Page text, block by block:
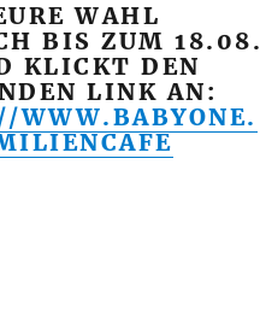
WAHL
BIS ZUM 18.08.
KLICKT DEN
LINK AN:
WWW.BABYONE.